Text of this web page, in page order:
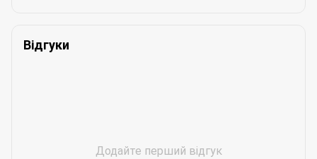
Відгуки
Додайте перший відгук